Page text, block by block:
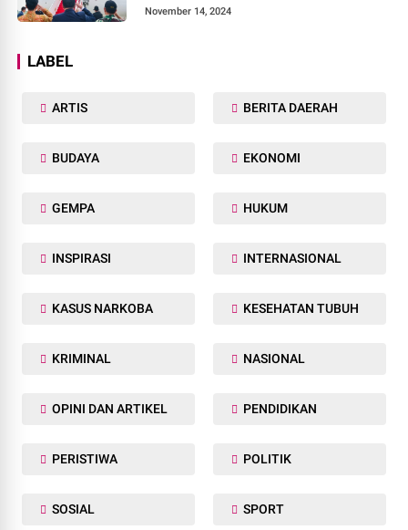
November 14, 2024
LABEL
ARTIS BERITA DAERAH
BUDAYA EKONOMI
GEMPA HUKUM
INSPIRASI INTERNASIONAL
KASUS NARKOBA KESEHATAN TUBUH
KRIMINAL NASIONAL
OPINI DAN ARTIKEL PENDIDIKAN
PERISTIWA POLITIK
SOSIAL SPORT